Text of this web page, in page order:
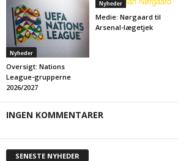
Nyheder
Oversigt: Nations
League-grupperne
2026/2027
Nyheder
Medie: Nørgaard til
Arsenal-lægetjek
INGEN KOMMENTARER
SENESTE NYHEDER